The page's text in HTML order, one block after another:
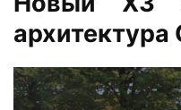
архитектура